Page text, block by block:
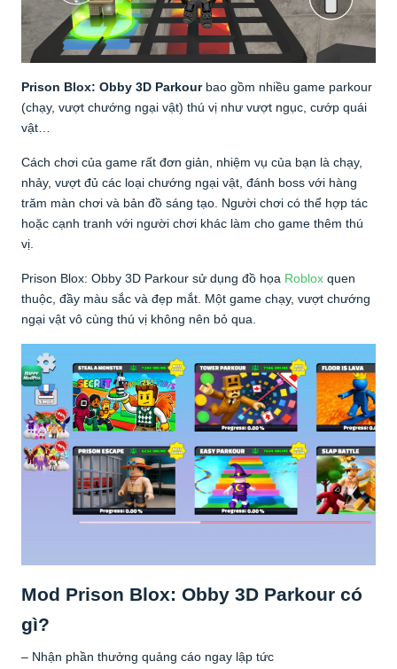
Prison Blox: Obby 3D Parkourbao gồm nhiều game parkour
(chạy, vượt chướng ngại vật) thú vị như vượt ngục, cướp quái
vật…
Cách chơi của game rất đơn giản, nhiệm vụ của bạn là chạy,
nhảy, vượt đủ các loại chướng ngại vật, đánh boss với hàng
trăm màn chơi và bản đồ sáng tạo. Người chơi có thể hợp tác
hoặc cạnh tranh với người chơi khác làm cho game thêm thú
vị.
Prison Blox: Obby 3D Parkour sử dụng đồ họa Roblox quen
thuộc, đầy màu sắc và đẹp mắt. Một game chạy, vượt chướng
ngại vật vô cùng thú vị không nên bỏ qua.
Mod Prison Blox: Obby 3D Parkour có
gì?
– Nhận phần thưởng quảng cáo ngay lập tức